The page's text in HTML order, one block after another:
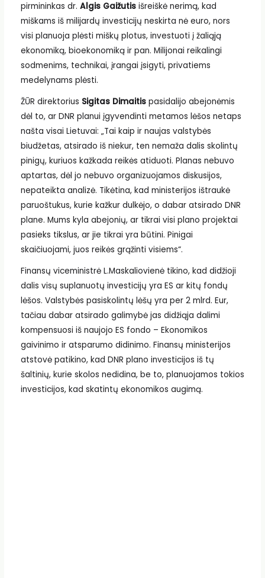
pirmininkas dr. Algis Gaižutisišreiškė nerimą, kad
miškams iš milijardų investicijų neskirta nė euro, nors
visi planuoja plėsti miškų plotus, investuoti į žaliąją
ekonomiką, bioekonomiką ir pan. Milijonai reikalingi
sodmenims, technikai, įrangai įsigyti, privatiems
medelynams plėsti.
ŽŪR direktorius Sigitas Dimaitispasidalijo abejonėmis
dėl to, ar DNR planui įgyvendinti metamos lėšos netaps
našta visai Lietuvai: „Tai kaip ir naujas valstybės
biudžetas, atsirado iš niekur, ten nemaža dalis skolintų
pinigų, kuriuos kažkada reikės atiduoti. Planas nebuvo
aptartas, dėl jo nebuvo organizuojamos diskusijos,
nepateikta analizė. Tikėtina, kad ministerijos ištraukė
paruoštukus, kurie kažkur dulkėjo, o dabar atsirado DNR
plane. Mums kyla abejonių, ar tikrai visi plano projektai
pasieks tikslus, ar jie tikrai yra būtini. Pinigai
skaičiuojami, juos reikės grąžinti visiems“.
Finansų viceministrė L.Maskaliovienė tikino, kad didžioji
dalis visų suplanuotų investicijų yra ES ar kitų fondų
lėšos. Valstybės pasiskolintų lėšų yra per 2 mlrd. Eur,
tačiau dabar atsirado galimybė jas didžiąja dalimi
kompensuosi iš naujojo ES fondo – Ekonomikos
gaivinimo ir atsparumo didinimo. Finansų ministerijos
atstovė patikino, kad DNR plano investicijos iš tų
šaltinių, kurie skolos nedidina, be to, planuojamos tokios
investicijos, kad skatintų ekonomikos augimą.